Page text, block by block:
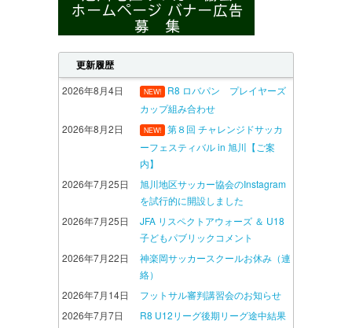
更新履歴
2026年8月4日 NEW!
R8 ロバパン プレイヤーズ
カップ組み合わせ
2026年8月2日
NEW!
第８回 チャレンジドサッカ
ーフェスティバル in 旭川【ご案
内】
2026年7月25日
旭川地区サッカー協会のInstagram
を試行的に開設しました
2026年7月25日
JFA リスペクトアウォーズ ＆ U18
子どもパブリックコメント
2026年7月22日
神楽岡サッカースクールお休み（連
絡）
2026年7月14日
フットサル審判講習会のお知らせ
2026年7月7日
R8 U12リーグ後期リーグ途中結果